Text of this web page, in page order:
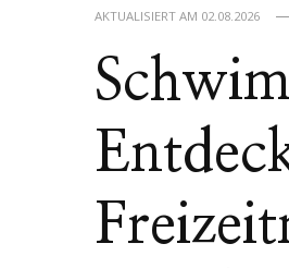
AKTUALISIERT AM 02.08.2026